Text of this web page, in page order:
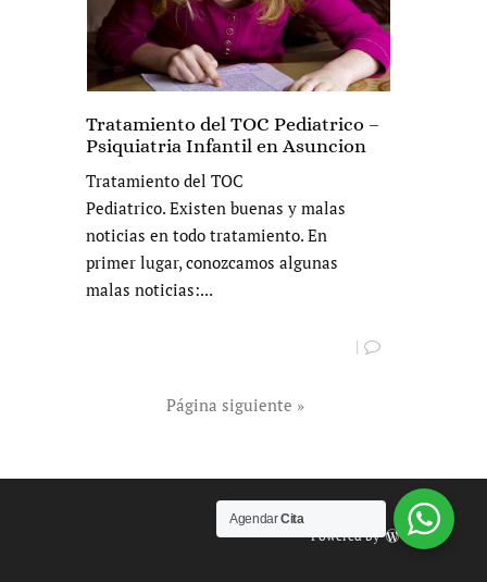
Tratamiento del TOC Pediatrico –
Psiquiatria Infantil en Asuncion
Tratamiento del TOC
Pediatrico. Existen buenas y malas
noticias en todo tratamiento. En
primer lugar, conozcamos algunas
malas noticias:...
|
Página siguiente »
AgendarCita
Powered by